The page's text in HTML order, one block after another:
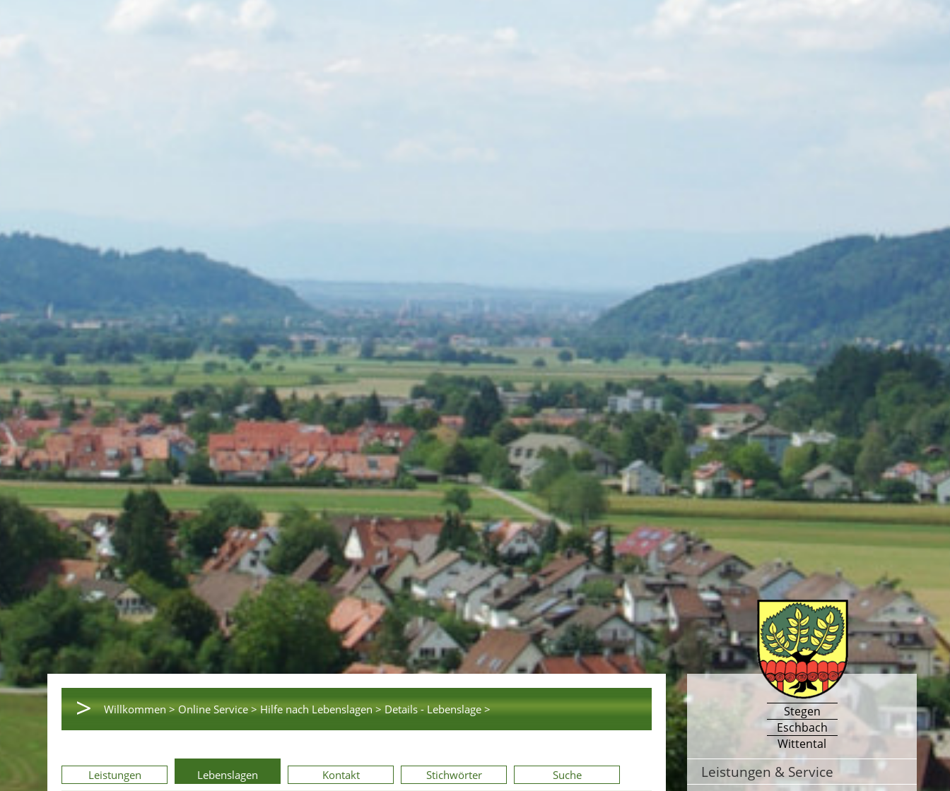
> Willkommen > Online Service > Hilfe nach Lebenslagen > Details - Lebenslage >
Leistungen Lebenslagen Kontakt Stichwörter Suche
Stegen
Eschbach
Wittental
Leistungen & Service